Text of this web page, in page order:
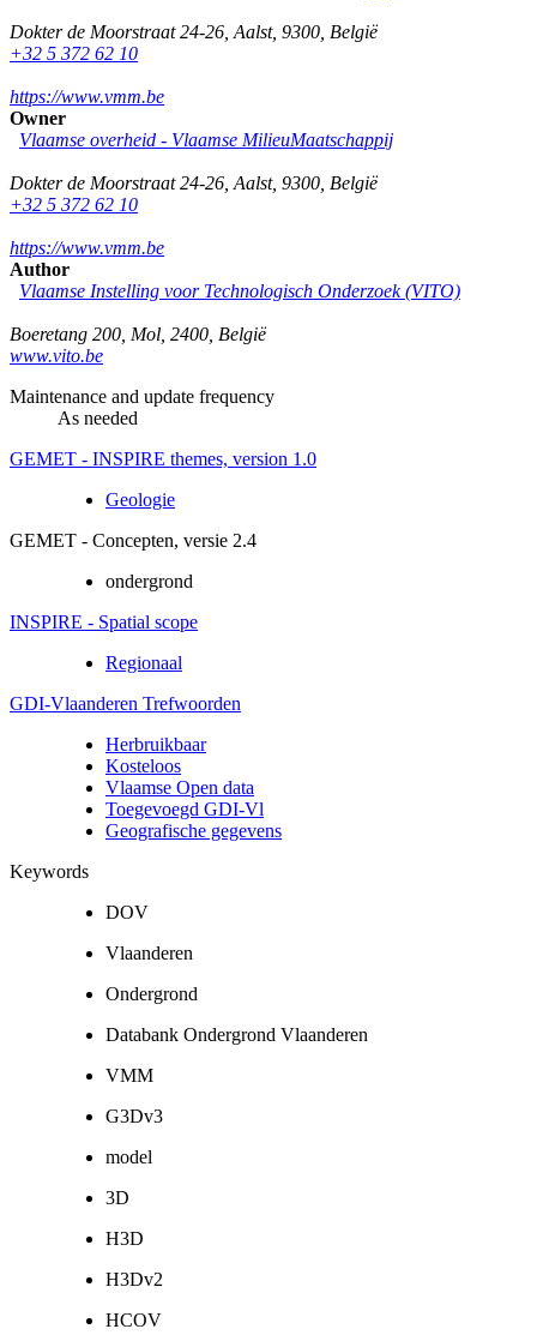
Dokter de Moorstraat 24-26 Aalst, 9300 België
+32 5 372 62 10
https://www.vmm.be
Owner
Vlaamse overheid - Vlaamse MilieuMaatschappij
Dokter de Moorstraat 24-26 Aalst, 9300 België
+32 5 372 62 10
https://www.vmm.be
Author
Vlaamse Instelling voor Technologisch Onderzoek (VITO)
Boeretang 200 Mol 2400 België
www.vito.be
Maintenance and update frequency
As needed
GEMET - INSPIRE themes, version 1.0
Geologie
GEMET - Concepten, versie 2.4
ondergrond
INSPIRE - Spatial scope
Regionaal
GDI-Vlaanderen Trefwoorden
Herbruikbaar
Kosteloos
Vlaamse Open data
Toegevoegd GDI-Vl
Geografische gegevens
Keywords
DOV
Vlaanderen
Ondergrond
Databank Ondergrond Vlaanderen
VMM
G3Dv3
model
3D
H3D
H3Dv2
HCOV